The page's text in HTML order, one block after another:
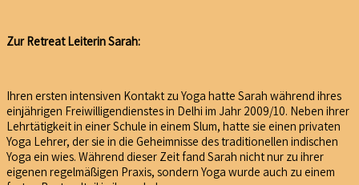
Zur Retreat Leiterin Sarah:
Ihren ersten intensiven Kontakt zu Yoga hatte Sarah während ihres
einjährigen Freiwilligendienstes in Delhi im Jahr 2009/10. Neben ihrer
Lehrtätigkeit in einer Schule in einem Slum, hatte sie einen privaten
Yoga Lehrer, der sie in die Geheimnisse des traditionellen indischen
Yoga ein wies. Während dieser Zeit fand Sarah nicht nur zu ihrer
eigenen regelmäßigen Praxis, sondern Yoga wurde auch zu einem